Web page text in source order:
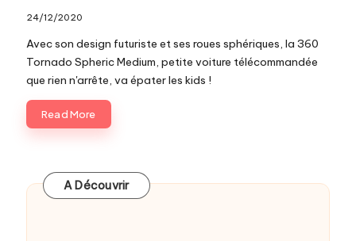
24/12/2020
Avec son design futuriste et ses roues sphériques, la 360
Tornado Spheric Medium, petite voiture télécommandée
que rien n'arrête, va épater les kids !
Read More
A Découvrir